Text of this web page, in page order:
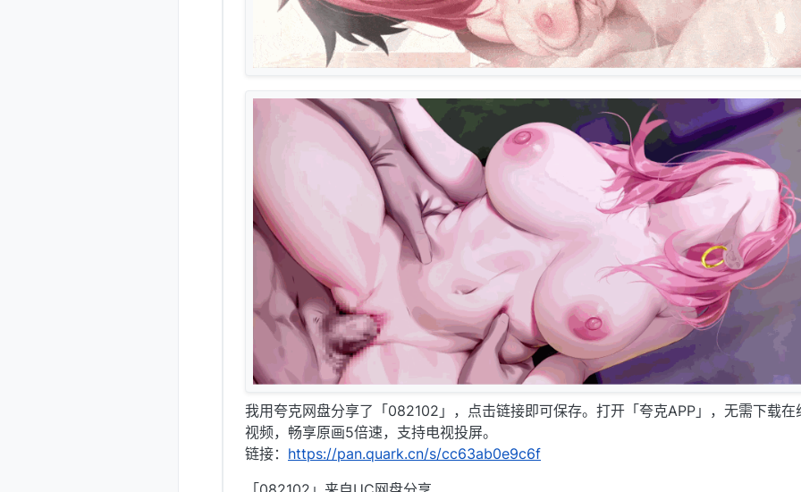
我用夸克网盘分享了「082102」，点击链接即可保存。打开「夸克APP」，无需下载在
视频，畅享原画5倍速，支持电视投屏。
链接： https://pan.quark.cn/s/cc63ab0e9c6f